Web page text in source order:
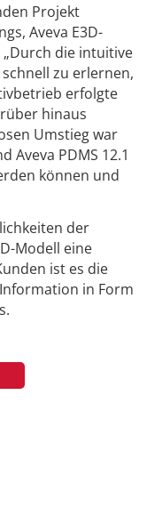
Projekt
Aveva E3D-
die intuitive
zu erlernen,
erfolgte
hinaus
Umstieg war
Aveva PDMS 12.1
können und
der
Modell eine
ist es die
in Form